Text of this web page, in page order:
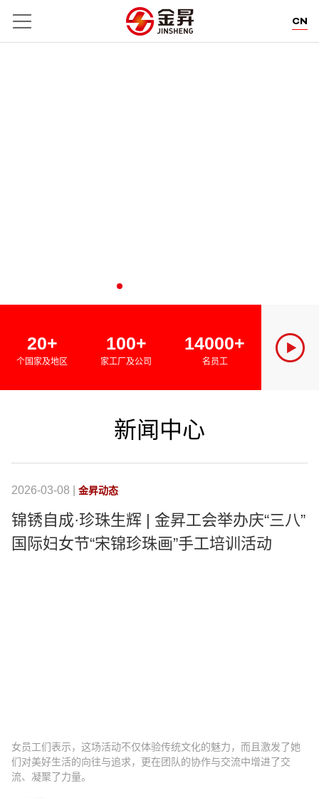
CN
EN
20+
个国家及地区
100+
家工厂及公司
14000+
名员工
金昇集团
绿色经
新闻中心
2026-03-08 | 金昇动态
锦锈自成·珍珠生辉 | 金昇工会举办庆“三八”
国际妇女节“宋锦珍珠画”手工培训活动
女员工们表示，这场活动不仅体验传统文化的魅力，而且激发了她
们对美好生活的向往与追求，更在团队的协作与交流中增进了交
流、凝聚了力量。